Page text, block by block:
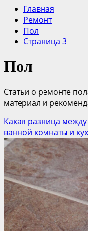
Главная
Ремонт
Пол
Страница 3
Пол
Статьи о ремонте
материал и
Какая разница
ванной комнаты и